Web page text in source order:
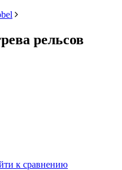
рельсов
к сравнению